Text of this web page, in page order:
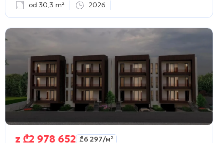
od 30,3 m² 2026
z ₾2 978 652 ₾6 297/м²